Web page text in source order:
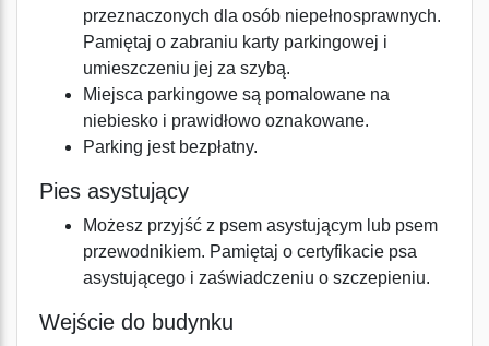
przeznaczonych dla osób niepełnosprawnych.
Pamiętaj o zabraniu karty parkingowej i
umieszczeniu jej za szybą.
Miejsca parkingowe są pomalowane na
niebiesko i prawidłowo oznakowane.
Parking jest bezpłatny.
Pies asystujący
Możesz przyjść z psem asystującym lub psem
przewodnikiem. Pamiętaj o certyfikacie psa
asystującego i zaświadczeniu o szczepieniu.
Wejście do budynku